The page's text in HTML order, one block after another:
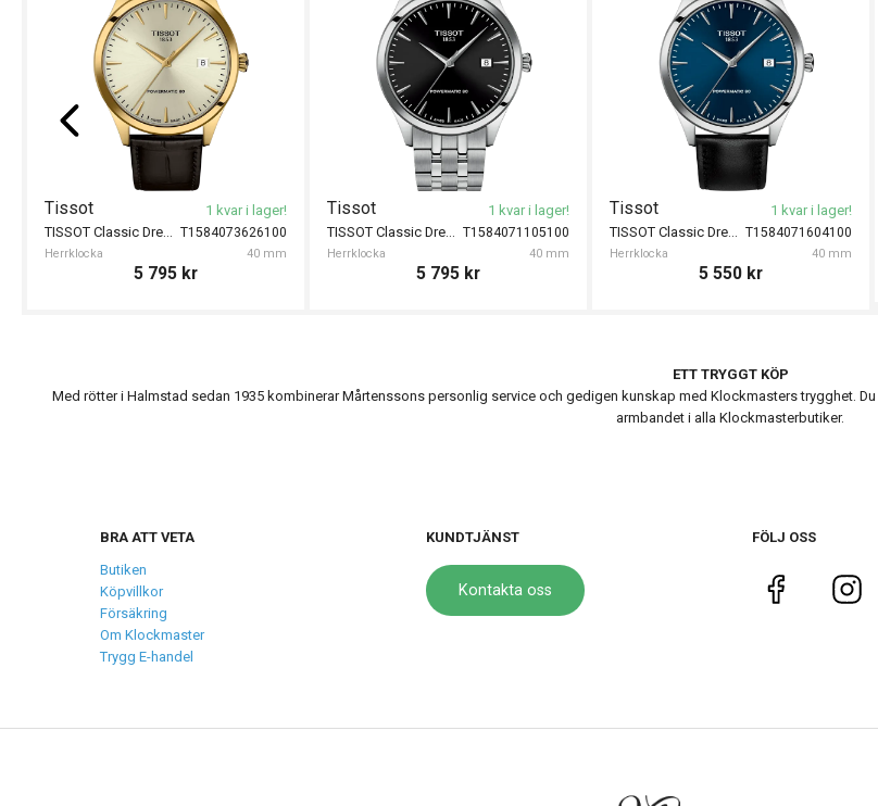
T1584073626100
Tissot
Herrklocka 40 mm
TISSOT Classic Dream 40mm
1 kvar i lager!
5 795 kr
T1584071105100
Tissot
Herrklocka 40 mm
TISSOT Classic Dream 40mm
1 kvar i lager!
5 795 kr
T1584071604100
Tissot
Herrklocka 40 mm
TISSOT Classic Dream 40mm
1 kvar i lager!
5 550 kr
ETT TRYGGT KÖP
Med rötter i Halmstad sedan 1935 kombinerar Mårtenssons personlig service och gedigen kunskap med Klockmasters trygghet.
armbandet i alla Klockmasterbutiker.
BRA ATT VETA
Butiken
Köpvillkor
Försäkring
Om Klockmaster
Trygg E-handel
KUNDTJÄNST
Kontakta oss
FÖLJ OSS